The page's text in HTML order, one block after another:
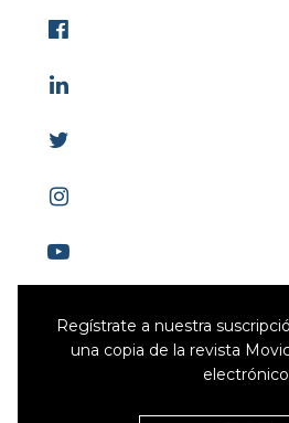
Regístrate a nuestra
una copia de la revista